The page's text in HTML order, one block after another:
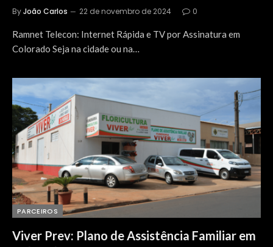
ByJoão Carlos 22 de novembro de 2024 0
Ramnet Telecon: Internet Rápida e TV por Assinatura em
Colorado Seja na cidade ou na…
PARCEIROS
Viver Prev: Plano de Assistência Familiar em